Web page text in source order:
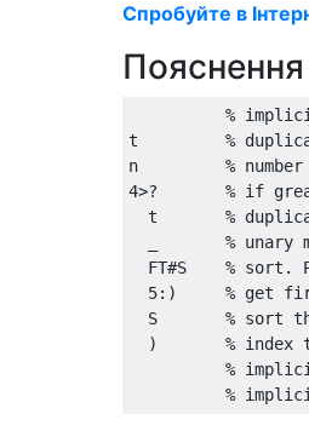
Спробуйте в
Пояснення
%
t         %
n         % number
4>?       % if
t       %
_       % unary
FT#S    % sort.
5:)     % get
S       % sort
)       % index
%